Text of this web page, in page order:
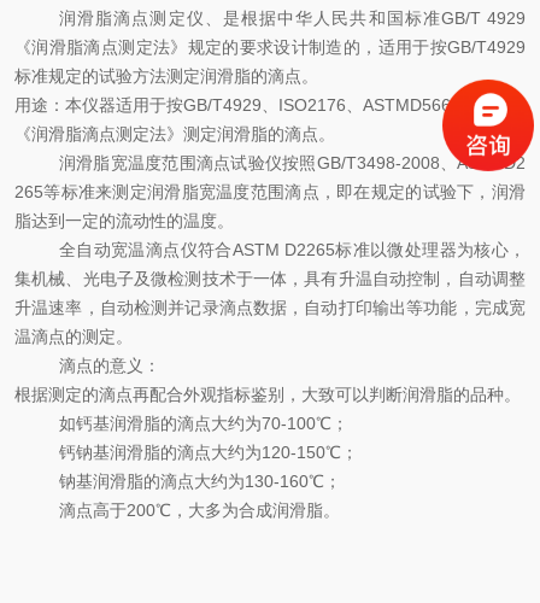
润滑脂滴点测定仪、是根据中华人民共和国标准GB/T 4929
《润滑脂滴点测定法》规定的要求设计制造的，适用于按GB/T4929
标准规定的试验方法测定润滑脂的滴点。
用途：本仪器适用于按GB/T4929、ISO2176、ASTMD566、TP31、
《润滑脂滴点测定法》测定润滑脂的滴点。
润滑脂宽温度范围滴点试验仪按照GB/T3498-2008、ASTMD2
265等标准来测定润滑脂宽温度范围滴点，即在规定的试验下，润滑
脂达到一定的流动性的温度。
全自动宽温滴点仪符合ASTM D2265标准以微处理器为核心，
集机械、光电子及微检测技术于一体，具有升温自动控制，自动调整
升温速率，自动检测并记录滴点数据，自动打印输出等功能，完成宽
温滴点的测定。
滴点的意义：
根据测定的滴点再配合外观指标鉴别，大致可以判断润滑脂的品种。
如钙基润滑脂的滴点大约为70-100℃；
钙钠基润滑脂的滴点大约为120-150℃；
钠基润滑脂的滴点大约为130-160℃；
滴点高于200℃，大多为合成润滑脂。